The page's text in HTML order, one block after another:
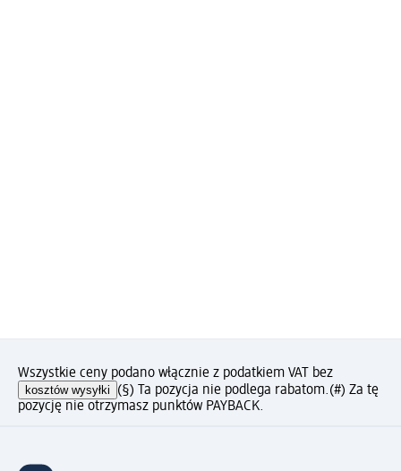
Wszystkie ceny podano włącznie z podatkiem VAT bez
kosztów wysyłki (§) Ta pozycja nie podlega rabatom.(#) Za tę
pozycję nie otrzymasz punktów PAYBACK.